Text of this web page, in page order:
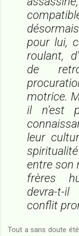
pour lui,
roulant,
de
motrice.
il n'est
leur
entre son
frères
devra-t-
conflit
Tout a sans doute